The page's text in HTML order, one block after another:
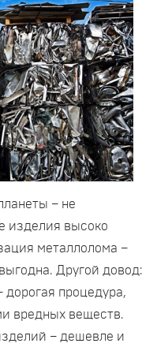
– не
изделия высоко
металлолома –
Другой довод:
процедура,
вредных веществ.
– дешевле и